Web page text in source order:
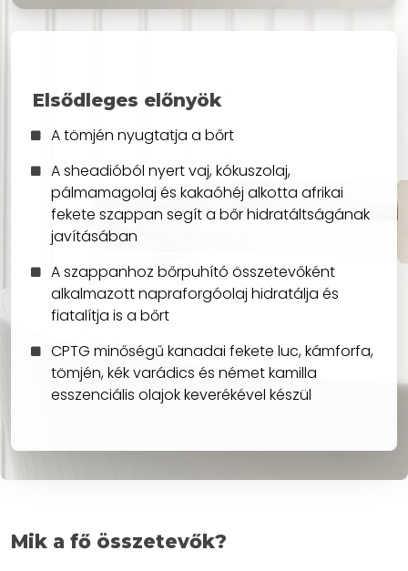
Elsődleges előnyök
A tömjén nyugtatja a bőrt
A sheadióból nyert vaj, kókuszolaj,
pálmamagolaj és kakaóhéj alkotta afrikai
fekete szappan segít a bőr hidratáltságának
javításában
A szappanhoz bőrpuhító összetevőként
alkalmazott napraforgóolaj hidratálja és
fiatalítja is a bőrt
CPTG minőségű kanadai fekete luc, kámforfa,
tömjén, kék varádics és német kamilla
esszenciális olajok keverékével készül
Mik a fő összetevők?